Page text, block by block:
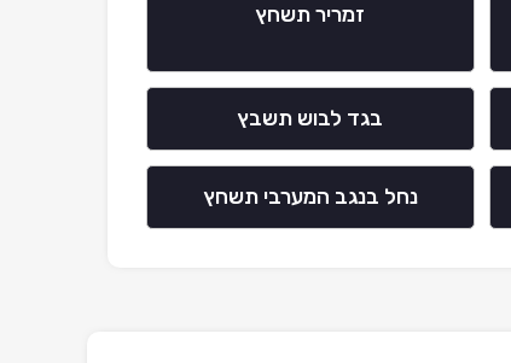
זמריר תשחץ
בגד לבוש תשבץ
נחל בנגב המערבי תשחץ